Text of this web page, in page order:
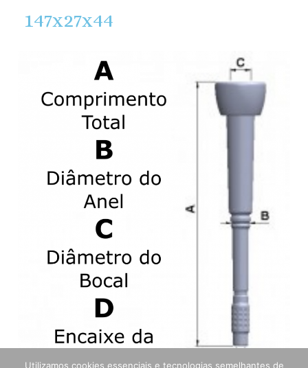
147x27x44
Utilizamos cookies essenciais e tecnologias semelhantes de